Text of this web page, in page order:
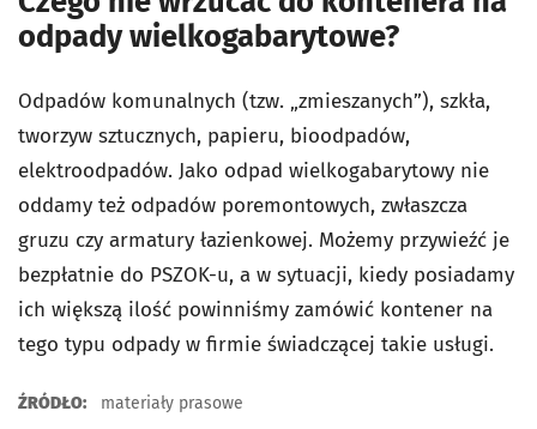
odpady wielkogabarytowe?
Odpadów komunalnych (tzw. „zmieszanych”), szkła,
tworzyw sztucznych, papieru, bioodpadów,
elektroodpadów. Jako odpad wielkogabarytowy nie
oddamy też odpadów poremontowych, zwłaszcza
gruzu czy armatury łazienkowej. Możemy przywieźć je
bezpłatnie do PSZOK-u, a w sytuacji, kiedy posiadamy
ich większą ilość powinniśmy zamówić kontener na
tego typu odpady w firmie świadczącej takie usługi.
ŹRÓDŁO: materiały prasowe